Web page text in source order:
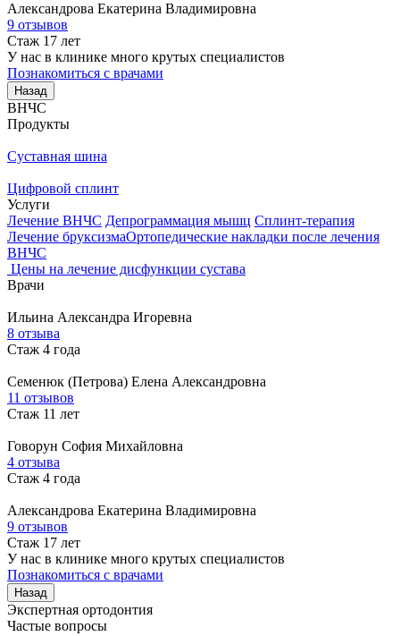
Александрова Екатерина Владимировна
9 отзывов
Стаж 17 лет
У нас в клинике много крутых специалистов
Познакомиться с врачами
Назад
ВНЧС
Продукты
Суставная шина
Цифровой сплинт
Услуги
Лечение ВНЧС Депрограммация мышц Сплинт-терапия
Лечение бруксизмаОртопедические накладки после лечения
ВНЧС
Цены на лечение дисфункции сустава
Врачи
Ильина Александра Игоревна
8 отзыва
Стаж 4 года
Семенюк (Петрова) Елена Александровна
11 отзывов
Стаж 11 лет
Говорун София Михайловна
4 отзыва
Стаж 4 года
Александрова Екатерина Владимировна
9 отзывов
Стаж 17 лет
У нас в клинике много крутых специалистов
Познакомиться с врачами
Назад
Экспертная ортодонтия
Частые вопросы